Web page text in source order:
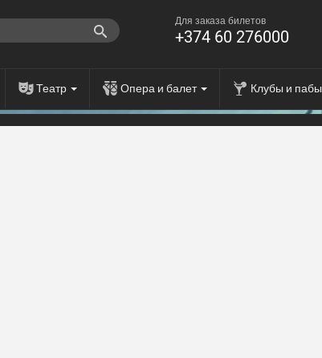
Для заказа билетов
+374 60 276000
Театр Опера и балет Клубы и пабы